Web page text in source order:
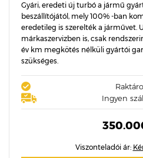
Gyári, eredeti új turbó a jármű
beszállítójától, mely 100% -ban
eredetileg is szerelték a járművet.
márkaszervizben is, csak
év km megkötés nélküli gyártói
szükséges.
Ingyen
Viszonteladói ár: